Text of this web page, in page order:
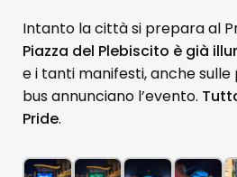
Intanto la città si prepara al
Piazza del Plebiscito è già
e i tanti manifesti, anche
bus annunciano l’evento.
Pride.